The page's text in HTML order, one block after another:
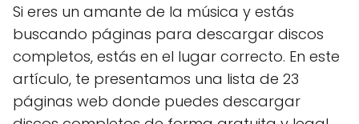
Si eres un amante de la música y estás
buscando páginas para descargar discos
completos, estás en el lugar correcto. En este
artículo, te presentamos una lista de 23
páginas web donde puedes descargar